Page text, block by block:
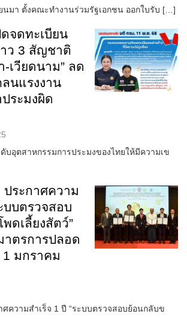
นมา ตั้งคณะทำงานร่วมรัฐเอกชน ออกใบรับ […]
จดทะเบียน
ว 3 สัญชาติ
-เวียดนาม” ลด
นแรงงาน
ระมงผิด
ดับอุตสาหกรรมการประมงของไทยให้มีความเข
ประกาศความ
บบตรวจสอบ
ดเลี้ยงสัตว์”
ตรการปลอด
1 มกราคม
ศความสำเร็จ 1 ปี “ระบบตรวจสอบย้อนกลับข